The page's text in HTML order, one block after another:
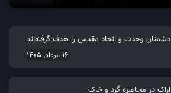
دشمنان وحدت و اتحاد مقدس را هدف گرفته‌اند
16 مرداد, 1405
اراک در محاصره گرد و خاک